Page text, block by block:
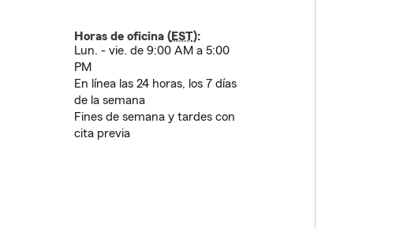
Horas de oficina (EST):
Lun. - vie. de 9:00 AM a 5:00
PM
En línea las 24 horas, los 7 días
de la semana
Fines de semana y tardes con
cita previa